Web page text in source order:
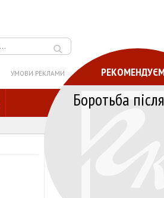
УМОВИ РЕКЛАМИ
Боротьба